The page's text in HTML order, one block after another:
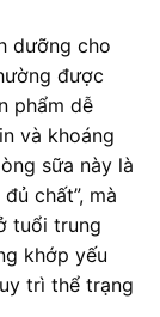
dưỡng cho
được
phẩm dễ
và khoáng
sữa này là
chất”, mà
tuổi trung
khớp yếu
trì thể trạng